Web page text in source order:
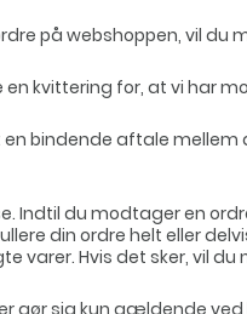
på webshoppen, vil
en kvittering for, at vi har
bindende aftale mellem
Indtil du modtager en
din ordre helt eller
varer. Hvis det sker, vil
gør sig kun gældende ved